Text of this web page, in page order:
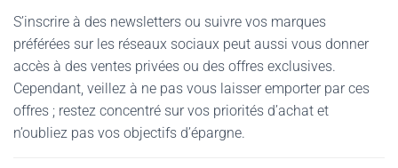
S’inscrire à des newsletters ou suivre vos marques
préférées sur les réseaux sociaux peut aussi vous donner
accès à des ventes privées ou des offres exclusives.
Cependant, veillez à ne pas vous laisser emporter par ces
offres ; restez concentré sur vos priorités d’achat et
n’oubliez pas vos objectifs d’épargne.